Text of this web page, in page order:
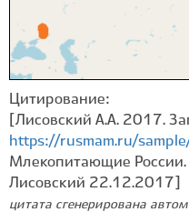
Цитирование:
[Лисовский А.А. 2017.
https://rusmam.ru/
Млекопитающие
Лисовский 22.12.2017]
цитата сгенерирована